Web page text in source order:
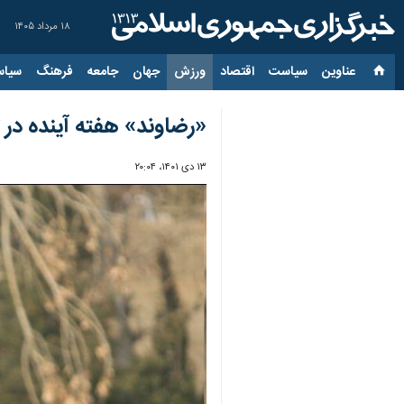
۱۸ مرداد ۱۴۰۵
عناوین‌ سیاست اقتصاد ورزش جهان جامعه فرهنگ
«رضاوند» هفته آینده
۱۳ دی ۱۴۰۱، ۲۰:۰۴